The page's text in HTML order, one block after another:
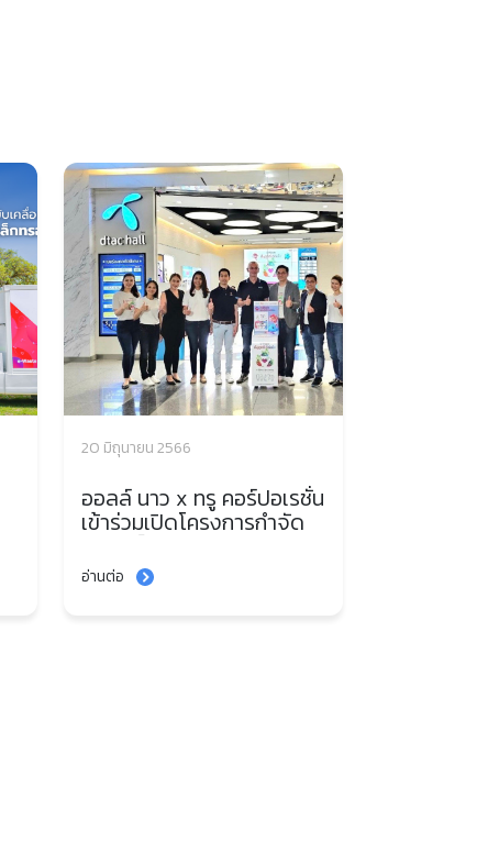
20 มิถุนายน 2566
ออลล์ นาว x ทรู คอร์ปอเรชั่น
เข้าร่วมเปิดโครงการกำจัด
ขยะอิเล็กทรอนิกส์ “e-
Waste ทิ้งถูกที่ ดีต่อใจ”
อ่านต่อ